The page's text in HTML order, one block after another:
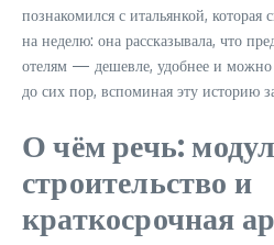
познакомился с итальянкой, которая
на неделю: она рассказывала, что
отелям — дешевле, удобнее и можно
до сих пор, вспоминая эту историю
О чём речь:
строительство и
краткосрочная